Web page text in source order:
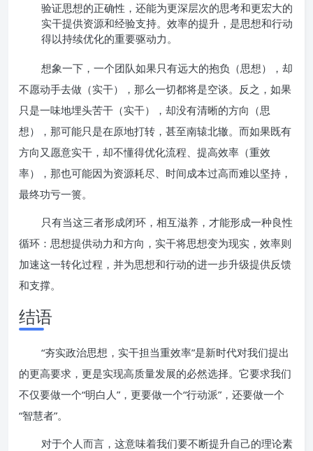
验证思想的正确性，还能为更深层次的思考和更宏大的
实干提供资源和经验支持。效率的提升，是思想和行动
得以持续优化的重要驱动力。
想象一下，一个团队如果只有远大的抱负（思想），却
不愿动手去做（实干），那么一切都将是空谈。反之，如果
只是一味地埋头苦干（实干），却没有清晰的方向（思
想），那可能只是在原地打转，甚至南辕北辙。而如果既有
方向又愿意实干，却不懂得优化流程、提高效率（重效
率），那也可能因为资源耗尽、时间成本过高而难以坚持，
最终功亏一篑。
只有当这三者形成闭环，相互滋养，才能形成一种良性
循环：思想提供动力和方向，实干将思想变为现实，效率则
加速这一转化过程，并为思想和行动的进一步升级提供反馈
和支撑。
结语
“夯实政治思想，实干担当重效率”是新时代对我们提出
的更高要求，更是实现高质量发展的必然选择。它要求我们
不仅要做一个“明白人”，更要做一个“行动派”，还要做一个
“智慧者”。
对于个人而言，这意味着我们要不断提升自己的理论素